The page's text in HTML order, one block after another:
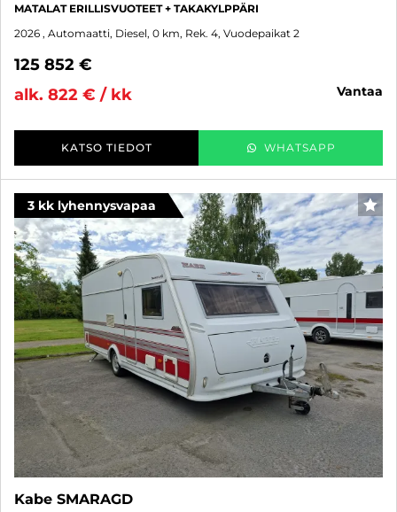
MATALAT ERILLISVUOTEET + TAKAKYLPPÄRI
2026 , Automaatti, Diesel, 0 km, Rek. 4, Vuodepaikat 2
125 852 €
alk. 822 € / kk
vantaa
KATSO TIEDOT WHATSAPP
3 kk lyhennysvapaa
Kabe SMARAGD